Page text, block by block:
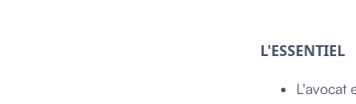
L'ESSENTIEL
L'avocat